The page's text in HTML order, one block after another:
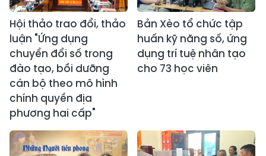
Hội thảo trao đổi, thảo
luận "Ứng dụng
chuyển đổi số trong
đào tạo, bồi dưỡng
cán bộ theo mô hình
chính quyền địa
phương hai cấp"
Bản Xèo tổ chức tập
huấn kỹ năng số, ứng
dụng trí tuệ nhân tạo
cho 73 học viên